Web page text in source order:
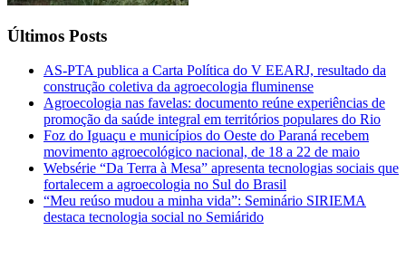
Últimos Posts
AS-PTA publica a Carta Política do V EEARJ, resultado da
construção coletiva da agroecologia fluminense
Agroecologia nas favelas: documento reúne experiências de
promoção da saúde integral em territórios populares do Rio
Foz do Iguaçu e municípios do Oeste do Paraná recebem
movimento agroecológico nacional, de 18 a 22 de maio
Websérie “Da Terra à Mesa” apresenta tecnologias sociais que
fortalecem a agroecologia no Sul do Brasil
“Meu reúso mudou a minha vida”: Seminário SIRIEMA
destaca tecnologia social no Semiárido